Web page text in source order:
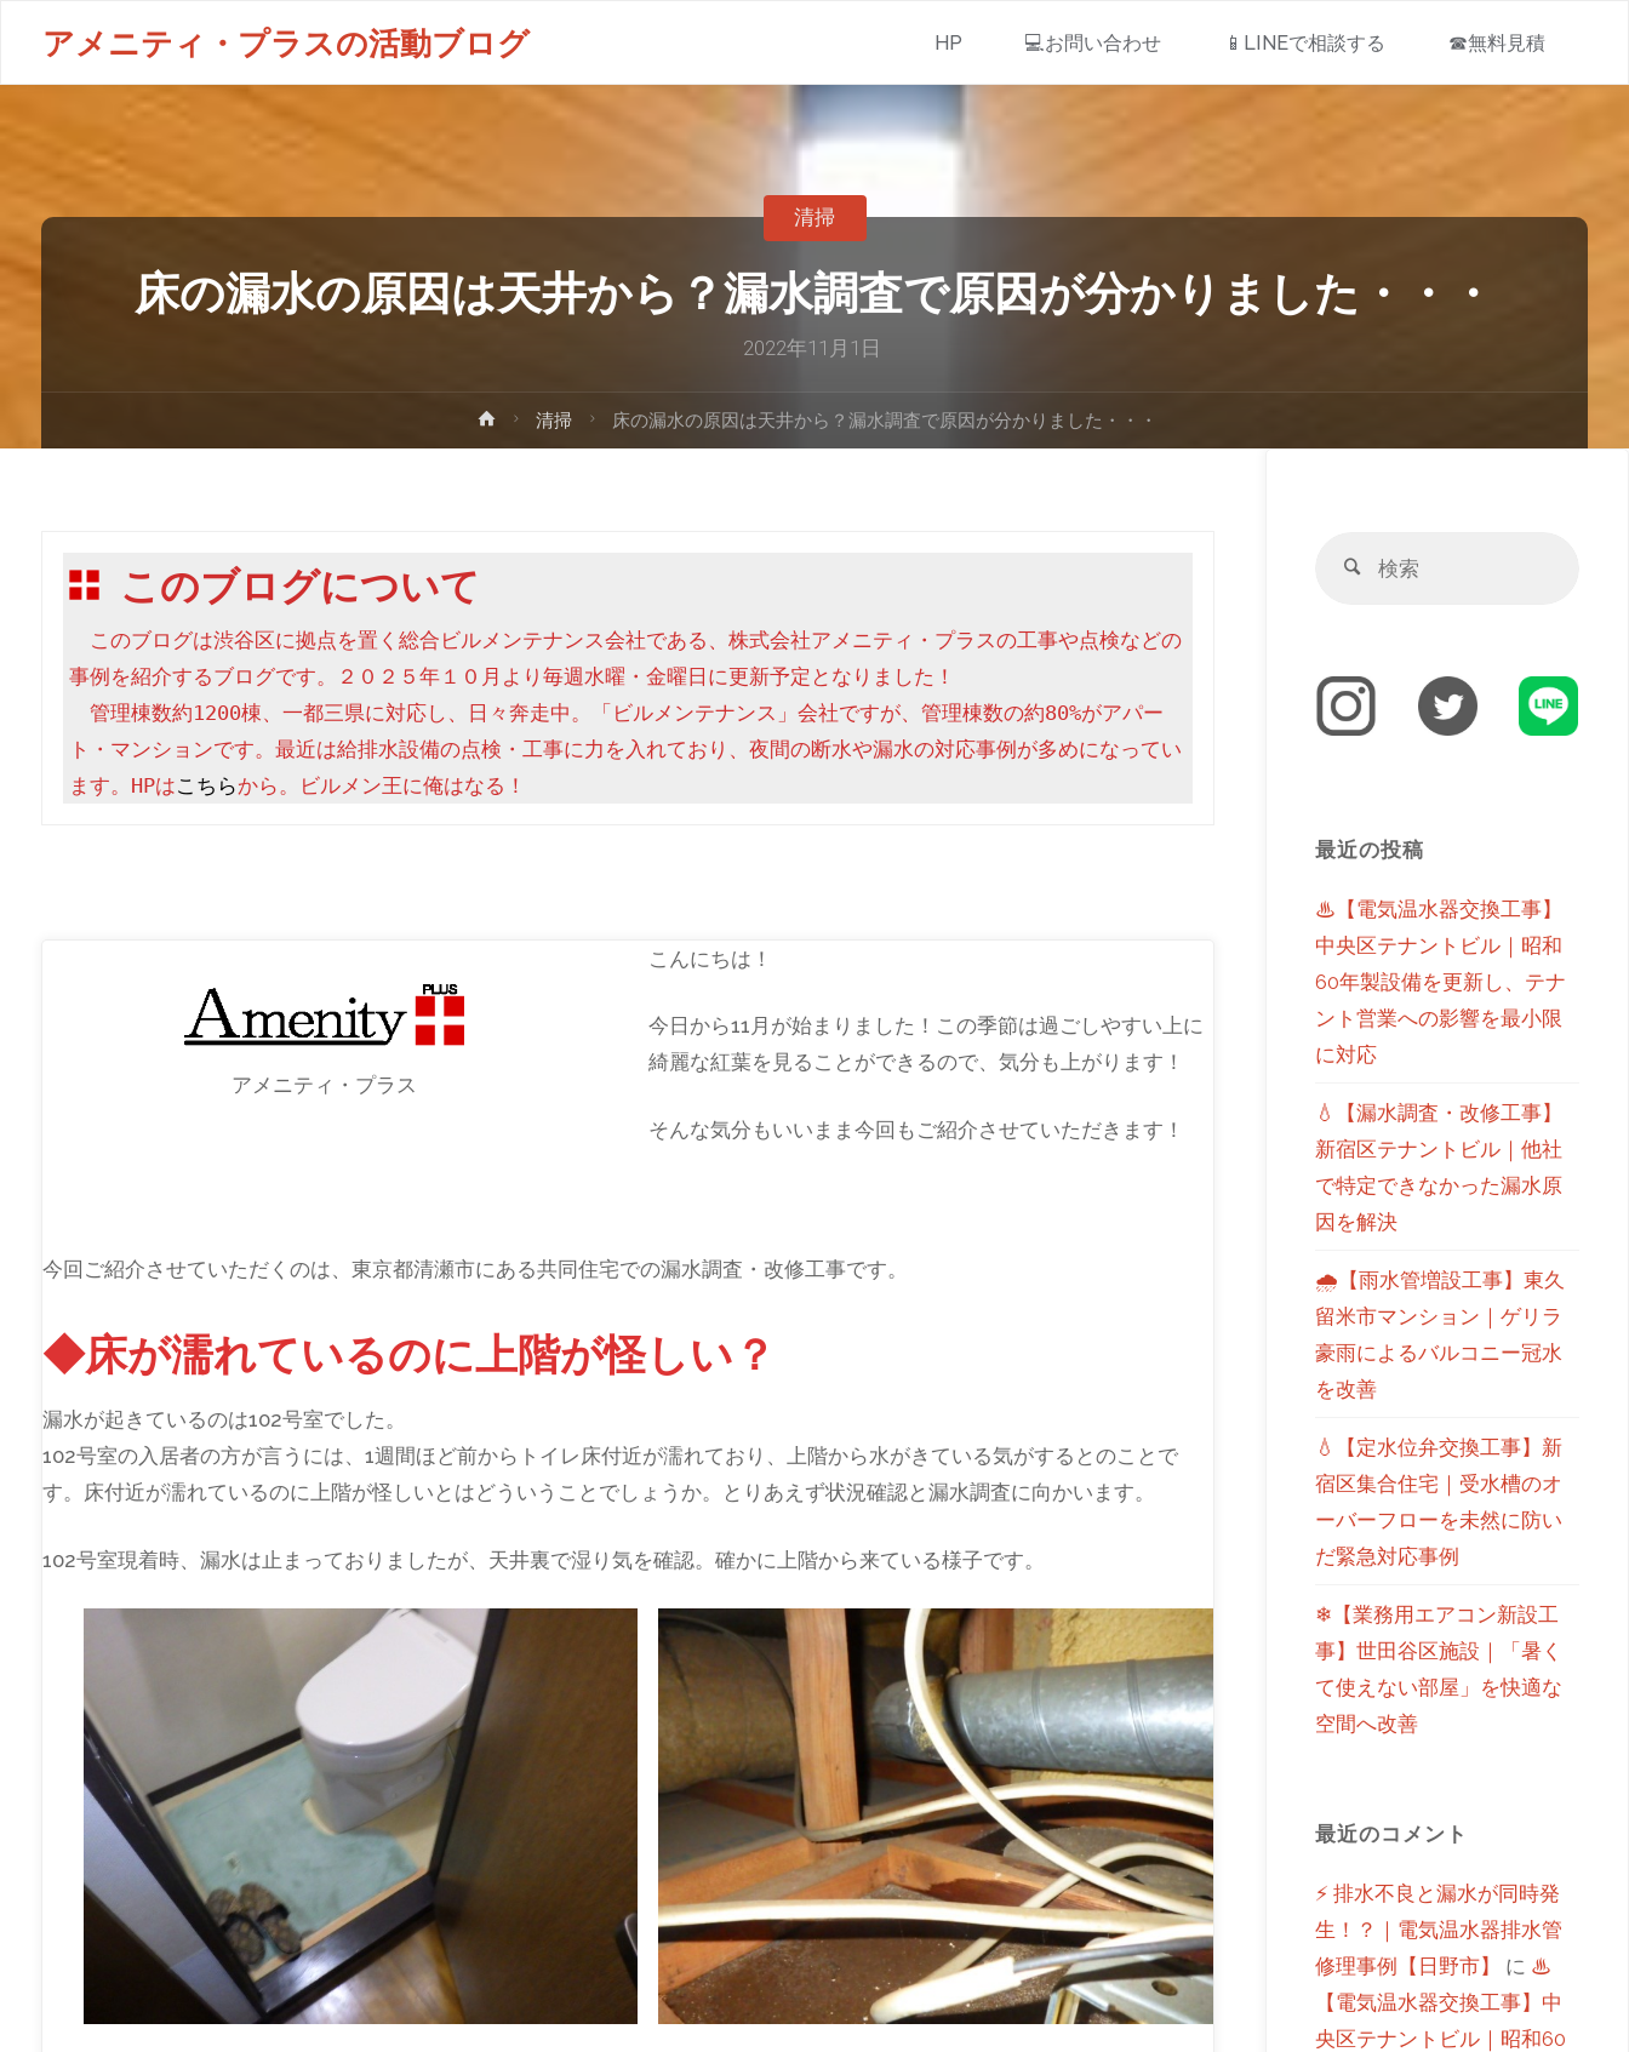
アメニティ・プラスの活動ブログ HP 💻お問い合わせ 📱LINEで相談する ☎無料見積
床の漏水の原因は天井から？漏水調査で原因が分かりました・・・
2022年11月1日
清掃
清掃 床の漏水の原因は天井から？漏水調査で原因が分かりました・・・
このブログについて
このブログは渋谷区に拠点を置く総合ビルメンテナンス会社である、株式会社アメニティ・プラスの工事や点検などの
事例を紹介するブログです。２０２５年１０月より毎週水曜・金曜日に更新予定となりました！
管理棟数約1200棟、一都三県に対応し、日々奔走中。「ビルメンテナンス」会社ですが、管理棟数の約80%がアパー
ト・マンションです。最近は給排水設備の点検・工事に力を入れており、夜間の断水や漏水の対応事例が多めになってい
ます。HPはこちらから。ビルメン王に俺はなる！
アメニティ・プラス
こんにちは！
今日から11月が始まりました！この季節は過ごしやすい上に
綺麗な紅葉を見ることができるので、気分も上がります！
そんな気分もいいまま今回もご紹介させていただきます！
今回ご紹介させていただくのは、東京都清瀬市にある共同住宅での漏水調査・改修工事です。
◆床が濡れているのに上階が怪しい？
漏水が起きているのは102号室でした。
102号室の入居者の方が言うには、1週間ほど前からトイレ床付近が濡れており、上階から水がきている気がするとのことで
す。床付近が濡れているのに上階が怪しいとはどういうことでしょうか。とりあえず状況確認と漏水調査に向かいます。
102号室現着時、漏水は止まっておりましたが、天井裏で湿り気を確認。確かに上階から来ている様子です。
最近の投稿
♨【電気温水器交換工事】
中央区テナントビル｜昭和
60年製設備を更新し、テナ
ント営業への影響を最小限
に対応
💧【漏水調査・改修工事】
新宿区テナントビル｜他社
で特定できなかった漏水原
因を解決
🌧【雨水管増設工事】東久
留米市マンション｜ゲリラ
豪雨によるバルコニー冠水
を改善
💧【定水位弁交換工事】新
宿区集合住宅｜受水槽のオ
ーバーフローを未然に防い
だ緊急対応事例
❄【業務用エアコン新設工
事】世田谷区施設｜「暑く
て使えない部屋」を快適な
空間へ改善
最近のコメント
⚡ 排水不良と漏水が同時発
生！？｜電気温水器排水管
修理事例【日野市】
に ♨
【電気温水器交換工事】中
央区テナントビル｜昭和60